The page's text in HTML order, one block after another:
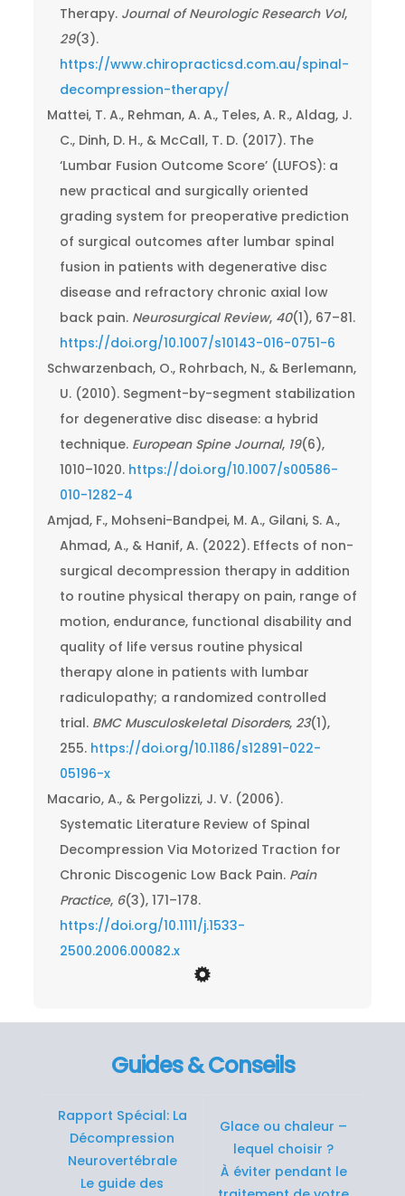
Therapy. Journal of Neurologic Research Vol,
29(3).
https://www.chiropracticsd.com.au/spinal-
decompression-therapy/
Mattei, T. A., Rehman, A. A., Teles, A. R., Aldag, J.
C., Dinh, D. H., & McCall, T. D. (2017). The
‘Lumbar Fusion Outcome Score’ (LUFOS): a
new practical and surgically oriented
grading system for preoperative prediction
of surgical outcomes after lumbar spinal
fusion in patients with degenerative disc
disease and refractory chronic axial low
back pain. Neurosurgical Review, 40(1), 67–81.
https://doi.org/10.1007/s10143-016-0751-6
Schwarzenbach, O., Rohrbach, N., & Berlemann,
U. (2010). Segment-by-segment stabilization
for degenerative disc disease: a hybrid
technique. European Spine Journal, 19(6),
1010–1020. https://doi.org/10.1007/s00586-
010-1282-4
Amjad, F., Mohseni-Bandpei, M. A., Gilani, S. A.,
Ahmad, A., & Hanif, A. (2022). Effects of non-
surgical decompression therapy in addition
to routine physical therapy on pain, range of
motion, endurance, functional disability and
quality of life versus routine physical
therapy alone in patients with lumbar
radiculopathy; a randomized controlled
trial. BMC Musculoskeletal Disorders, 23(1),
255. https://doi.org/10.1186/s12891-022-
05196-x
Macario, A., & Pergolizzi, J. V. (2006).
Systematic Literature Review of Spinal
Decompression Via Motorized Traction for
Chronic Discogenic Low Back Pain. Pain
Practice, 6(3), 171–178.
https://doi.org/10.1111/j.1533-
2500.2006.00082.x
Guides & Conseils
Rapport Spécial: La
Décompression
Neurovertébrale
Le guide des
Glace ou chaleur –
lequel choisir ?
À éviter pendant le